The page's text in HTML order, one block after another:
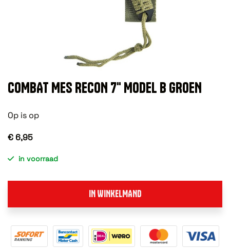
COMBAT MES RECON 7" MODEL B GROEN
Op is op
€ 6,95
in voorraad
IN WINKELMAND